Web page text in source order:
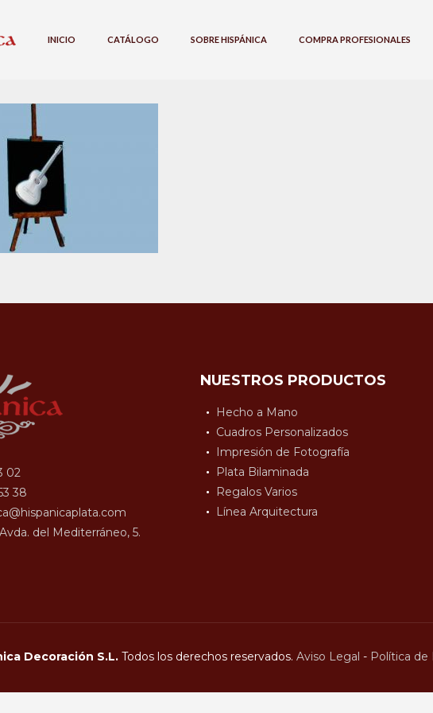
INICIO CATÁLOGO SOBRE HISPÁNICA COMPRA PROFESIONALES
02
38
Avda. del Mediterráneo, 5.
NUESTROS PRODUCTOS
Hecho a Mano
Cuadros Personalizados
Impresión de Fotografía
Plata Bilaminada
Regalos Varios
Línea Arquitectura
Decoración S.L.Todos los derechos reservados. Aviso Legal - Política de